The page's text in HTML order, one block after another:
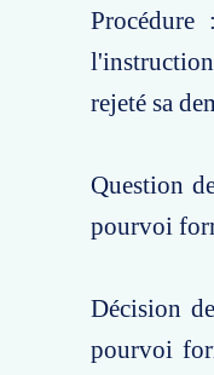
l'instruction
rejeté sa
Question
pourvoi
Décision
pourvoi